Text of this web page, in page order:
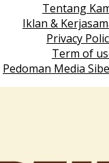
Tentang
Iklan &
Privacy
Term of
Pedoman Media